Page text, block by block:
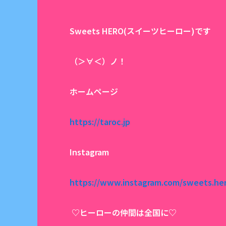
Sweets HERO(スイーツヒーロー)です
（＞∀＜）ノ！
ホームページ
https://taroc.jp
Instagram
https://www.instagram.com/
♡ヒーローの仲間は全国に♡